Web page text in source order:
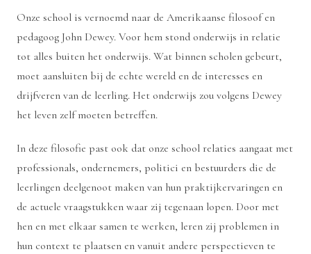
Onze school is vernoemd naar de Amerikaanse filosoof en
pedagoog John Dewey. Voor hem stond onderwijs in relatie
tot alles buiten het onderwijs. Wat binnen scholen gebeurt,
moet aansluiten bij de echte wereld en de interesses en
drijfveren van de leerling. Het onderwijs zou volgens Dewey
het leven zelf moeten betreffen.
In deze filosofie past ook dat onze school relaties aangaat met
professionals, ondernemers, politici en bestuurders die de
leerlingen deelgenoot maken van hun praktijkervaringen en
de actuele vraagstukken waar zij tegenaan lopen. Door met
hen en met elkaar samen te werken, leren zij problemen in
hun context te plaatsen en vanuit andere perspectieven te